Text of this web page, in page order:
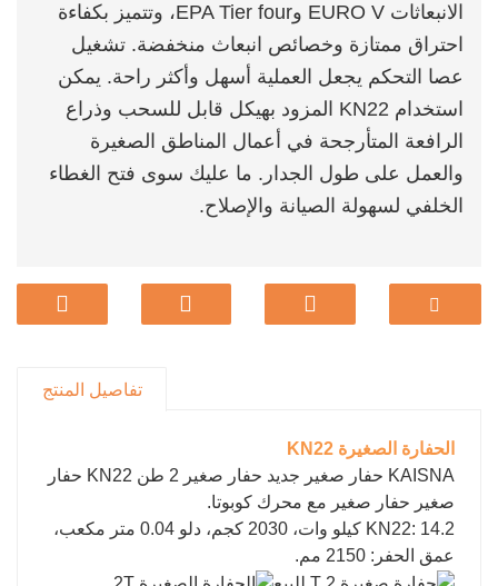
الانبعاثات EURO V وEPA Tier four، وتتميز بكفاءة
احتراق ممتازة وخصائص انبعاث منخفضة. تشغيل
عصا التحكم يجعل العملية أسهل وأكثر راحة. يمكن
استخدام KN22 المزود بهيكل قابل للسحب وذراع
الرافعة المتأرجحة في أعمال المناطق الصغيرة
والعمل على طول الجدار. ما عليك سوى فتح الغطاء
الخلفي لسهولة الصيانة والإصلاح.
تفاصيل المنتج
الحفارة الصغيرة KN22
KAISNA حفار صغير جديد حفار صغير 2 طن KN22 حفار
صغير حفار صغير مع محرك كوبوتا.
KN22: 14.2 كيلو وات، 2030 كجم، دلو 0.04 متر مكعب،
عمق الحفر: 2150 مم.